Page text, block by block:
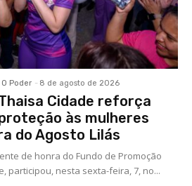
Poder - 8 de agosto de 2026
Cidade reforça
às mulheres
do Agosto Lilás
de honra do Fundo de Promoção
participou, nesta sexta-feira, 7, no...